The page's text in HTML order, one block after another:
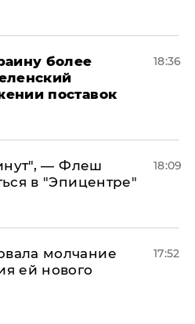
более
поставок
18:36
— Флеш
в "Эпицентре"
18:09
молчание
ей нового
17:52